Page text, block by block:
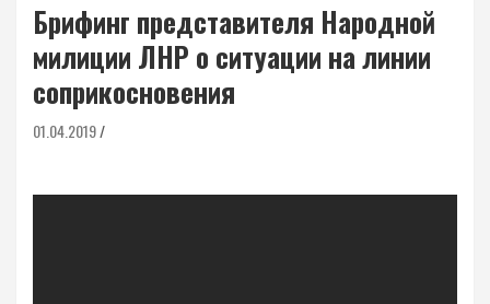
Брифинг представителя Народной
милиции ЛНР о ситуации на линии
соприкосновения
01.04.2019